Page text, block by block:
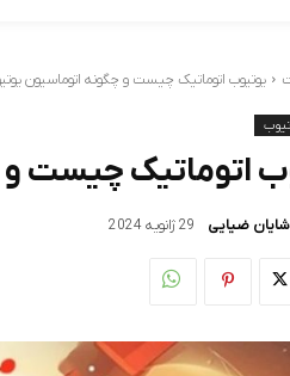
یوتیوب اتوماتیک چیست و چگونه اتوماسیون
اتوماتیک چیست و
شایان ضیایی 29 ژانویه 2024